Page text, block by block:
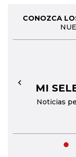
CONOZCA
MI
Noticias
←